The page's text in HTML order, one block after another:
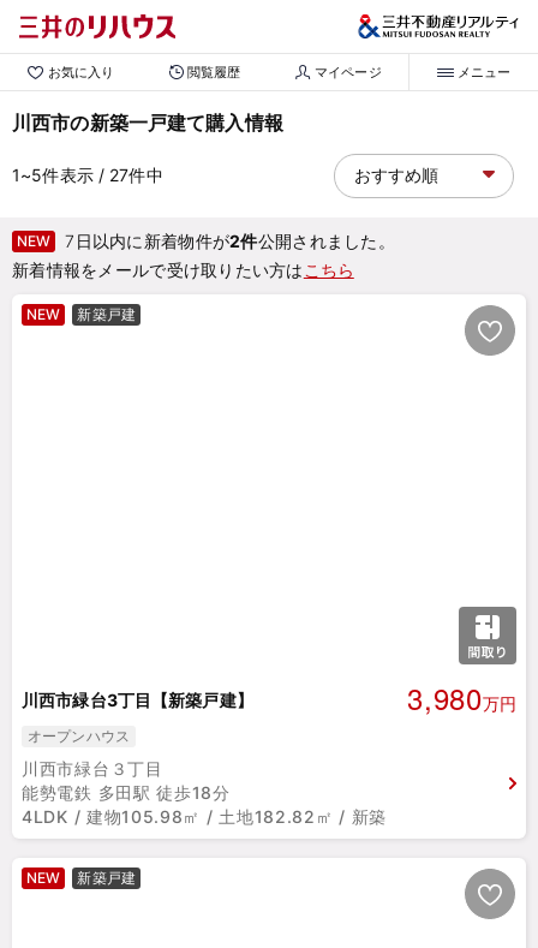
お気に入り 閲覧履歴 マイページ メニュー
川西市の新築一戸建て購入情報
1~5件表示/ 27件中
NEW 7日以内に新着物件が2件公開されました。
新着情報をメールで受け取りたい方は こちら
NEW 新築戸建
川西市緑台3丁目【新築戸建】 3,980万円
オープンハウス
川西市緑台３丁目
能勢電鉄 多田駅 徒歩18分
4LDK / 建物105.98㎡ / 土地182.82㎡ / 新築
NEW 新築戸建